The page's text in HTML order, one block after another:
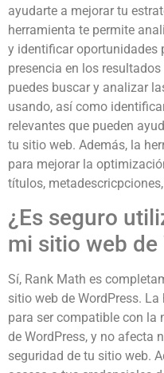
ayudarte a mejorar tu
herramienta te permite
y identificar oportunidades
presencia en los
puedes buscar y analizar
usando, así como
relevantes que pueden
tu sitio web. Además, la
para mejorar la
títulos,
¿Es seguro
mi sitio web de
Sí, Rank Math es
sitio web de WordPress.
para ser compatible con la
de WordPress, y no afecta
seguridad de tu sitio web.